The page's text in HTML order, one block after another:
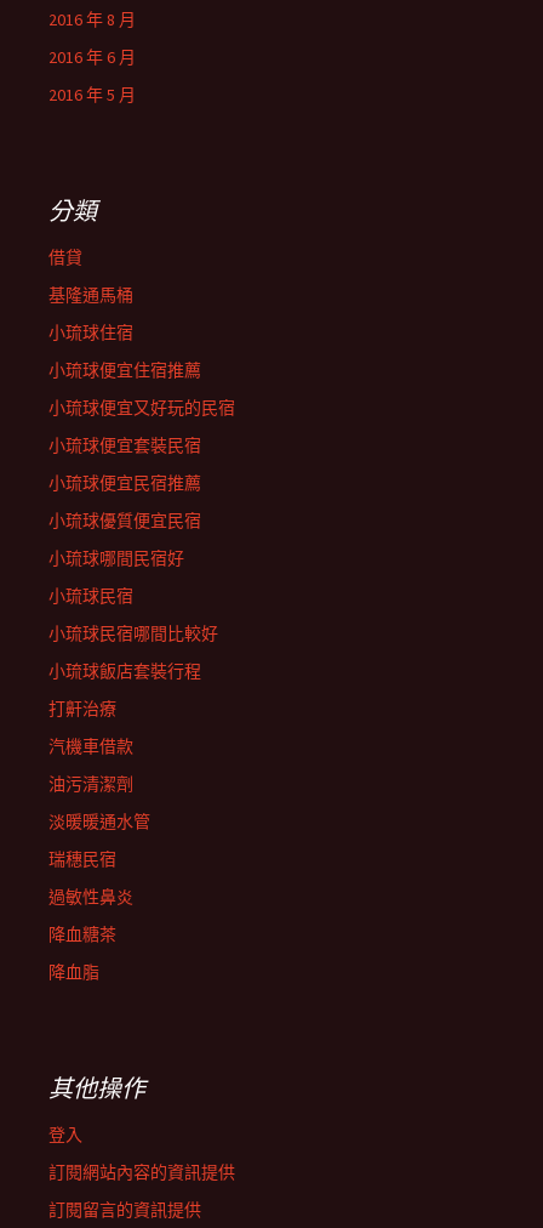
2016 年 8 月
2016 年 6 月
2016 年 5 月
分類
借貸
基隆通馬桶
小琉球住宿
小琉球便宜住宿推薦
小琉球便宜又好玩的民宿
小琉球便宜套裝民宿
小琉球便宜民宿推薦
小琉球優質便宜民宿
小琉球哪間民宿好
小琉球民宿
小琉球民宿哪間比較好
小琉球飯店套裝行程
打鼾治療
汽機車借款
油污清潔劑
淡暖暖通水管
瑞穗民宿
過敏性鼻炎
降血糖茶
降血脂
其他操作
登入
訂閱網站內容的資訊提供
訂閱留言的資訊提供